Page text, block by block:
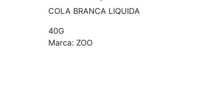
COLA BRANCA LIQUIDA
40G
Marca: ZOO